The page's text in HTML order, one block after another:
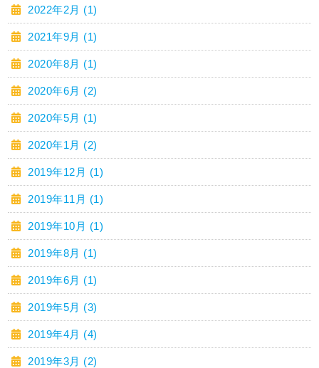
2022年2月 (1)
2021年9月 (1)
2020年8月 (1)
2020年6月 (2)
2020年5月 (1)
2020年1月 (2)
2019年12月 (1)
2019年11月 (1)
2019年10月 (1)
2019年8月 (1)
2019年6月 (1)
2019年5月 (3)
2019年4月 (4)
2019年3月 (2)